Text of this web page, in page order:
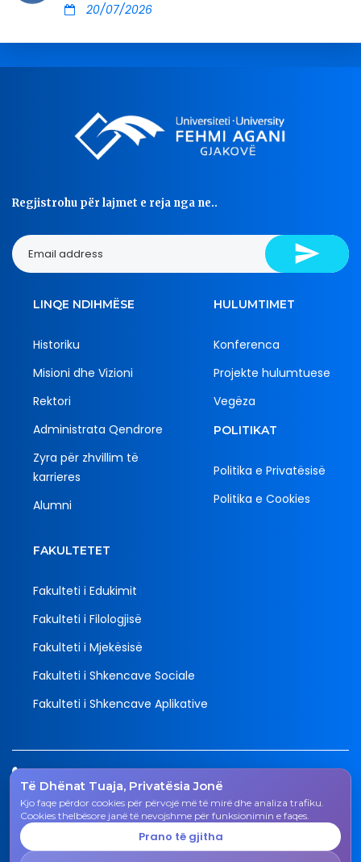
20/07/2026
Të Dhënat Tuaja, Privatësia Jonë
Kjo faqe përdor cookies për përvojë më të mirë dhe analiza trafiku.
Cookies thelbësore janë të nevojshme për funksionimin e faqes.
Prano të gjitha
Regjistrohu për lajmet e reja nga ne..
LINQE NDIHMËSE
Historiku
Misioni dhe Vizioni
Rektori
Administrata Qendrore
Zyra për zhvillim të
karrieres
Alumni
HULUMTIMET
Konferenca
Projekte hulumtuese
Vegëza
POLITIKAT
Politika e Privatësisë
Politika e Cookies
FAKULTETET
Fakulteti i Edukimit
Fakulteti i Filologjisë
Fakulteti i Mjekësisë
Fakulteti i Shkencave Sociale
Fakulteti i Shkencave Aplikative
Tel.
038 200 20 831
Email
rektorati@uni-gjk.org